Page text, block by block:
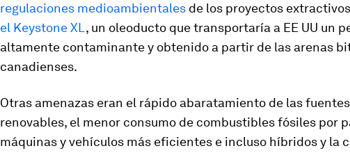
regulaciones medioambientales de los proyectos
el Keystone XL , un oleoducto que transportaría a EE UU un
altamente contaminante y obtenido a partir de las arenas
canadienses.
Otras amenazas eran el rápido abaratamiento de las
renovables, el menor consumo de combustibles fósiles por
máquinas y vehículos más eficientes e incluso híbridos y la